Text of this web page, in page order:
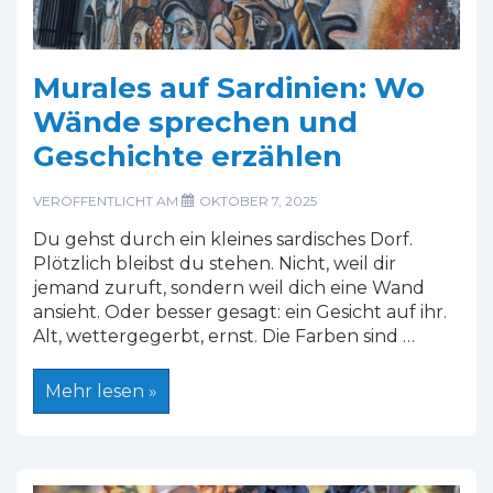
Murales auf Sardinien: Wo
Wände sprechen und
Geschichte erzählen
VERÖFFENTLICHT AM OKTOBER 7, 2025
Du gehst durch ein kleines sardisches Dorf.
Plötzlich bleibst du stehen. Nicht, weil dir
jemand zuruft, sondern weil dich eine Wand
ansieht. Oder besser gesagt: ein Gesicht auf ihr.
Alt, wettergegerbt, ernst. Die Farben sind …
Murales
auf
Mehr lesen »